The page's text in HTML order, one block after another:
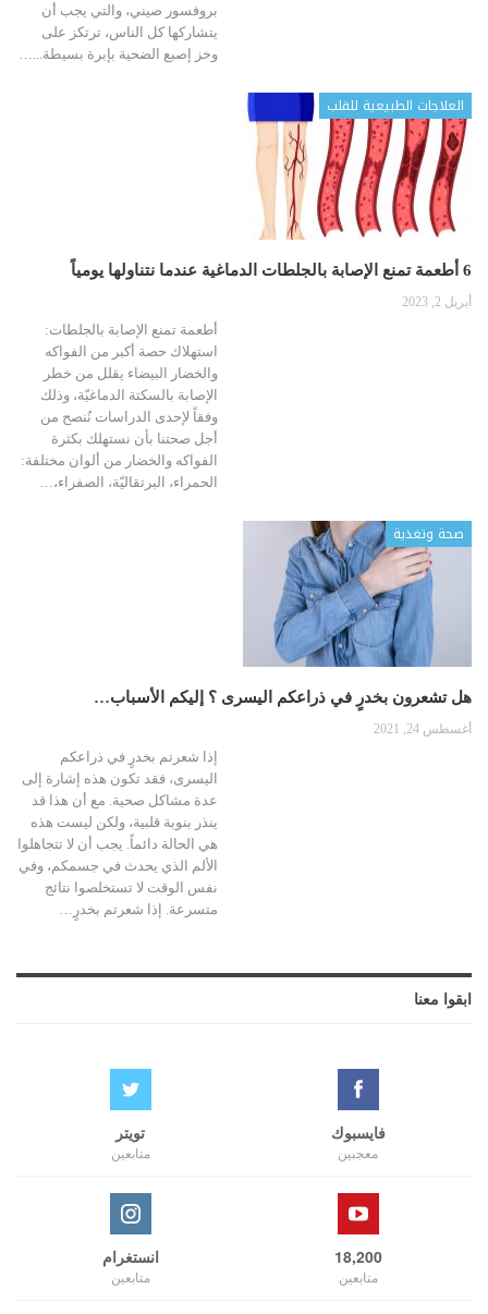
بروفسور صيني، والتي يجب أن
يتشاركها كل الناس، ترتكز على
وخز إصبع الضحية بإبرة بسيطة...…
العلاجات الطبيعية للقلب
6 أطعمة تمنع الإصابة بالجلطات الدماغية عندما نتناولها يومياً
أبريل 2, 2023
أطعمة تمنع الإصابة بالجلطات:
استهلاك حصة أكبر من الفواكه
والخضار البيضاء يقلل من خطر
الإصابة بالسكتة الدماغيّة، وذلك
وفقاً لإحدى الدراسات نُنصح من
أجل صحتنا بأن نستهلك بكثرة
الفواكه والخضار من ألوان مختلفة:
الحمراء، البرتقاليّة، الصفراء،…
صحة وتغذية
هل تشعرون بخدرٍ في ذراعكم اليسرى ؟ إليكم الأسباب…
أغسطس 24, 2021
إذا شعرتم بخدرٍ في ذراعكم
اليسرى، فقد تكون هذه إشارة إلى
عدة مشاكل صحية. مع أن هذا قد
ينذر بنوبة قلبية، ولكن ليست هذه
هي الحالة دائماً. يجب أن لا تتجاهلوا
الألم الذي يحدث في جسمكم، وفي
نفس الوقت لا تستخلصوا نتائج
متسرعة. إذا شعرتم بخدرٍ…
ابقوا معنا
فايسبوك
معجبين
تويتر
متابعين
18,200
متابعين
انستغرام
متابعين